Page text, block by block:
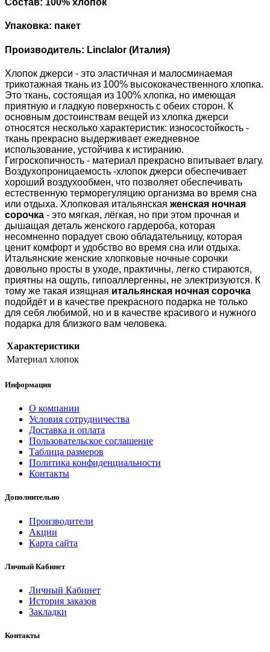
Состав: 100% хлопок
Упаковка: пакет
Производитель: Linclalor (Италия)
Хлопок джерси - это эластичная и малосминаемая
трикотажная ткань из 100% высококачественного хлопка.
Это ткань, состоящая из 100% хлопка, но имеющая
приятную и гладкую поверхность с обеих сторон. К
основным достоинствам вещей из хлопка джерси
относятся несколько характеристик: износостойкость -
ткань прекрасно выдерживает ежедневное
использование, устойчива к истиранию.
Гигроскопичность - материал прекрасно впитывает влагу.
Воздухопроницаемость -хлопок джерси обеспечивает
хороший воздухообмен, что позволяет обеспечивать
естественную терморегуляцию организма во время сна
или отдыха. Хлопковая итальянская женская ночная
сорочка - это мягкая, лёгкая, но при этом прочная и
дышащая деталь женского гардероба, которая
несомненно порадует свою обладательницу, которая
ценит комфорт и удобство во время сна или отдыха.
Итальянские женские хлопковые ночные сорочки
довольно просты в уходе, практичны, легко стираются,
приятны на ощупь, гипоаллергенны, не электризуются. К
тому же такая изящная итальянская ночная сорочка
подойдёт и в качестве прекрасного подарка не только
для себя любимой, но и в качестве красивого и нужного
подарка для близкого вам человека.
Характеристики
Материал хлопок
Информация
О компании
Условия сотрудничества
Доставка и оплата
Пользовательское соглашение
Таблица размеров
Политика конфиденциальности
Контакты
Дополнительно
Производители
Акции
Карта сайта
Личный Кабинет
Личный Кабинет
История заказов
Закладки
Контакты